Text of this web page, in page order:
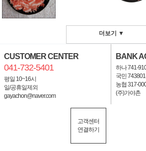
더보기 ▼
CUSTOMER CENTER
041-732-5401
평일 10~16시
일/공휴일제외
gayachon@naver.com
고객센터
연결하기
BANK
하나 741-
국민
농협 317-
(주)가야촌